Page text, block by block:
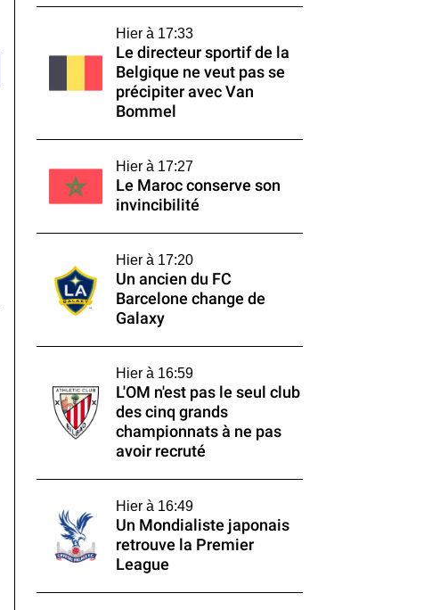
Hier à 17:33
Le directeur sportif de la
Belgique ne veut pas se
précipiter avec Van
Bommel
Hier à 17:27
Le Maroc conserve son
invincibilité
Hier à 17:20
Un ancien du FC
Barcelone change de
Galaxy
Hier à 16:59
L'OM n'est pas le seul club
des cinq grands
championnats à ne pas
avoir recruté
Hier à 16:49
Un Mondialiste japonais
retrouve la Premier
League